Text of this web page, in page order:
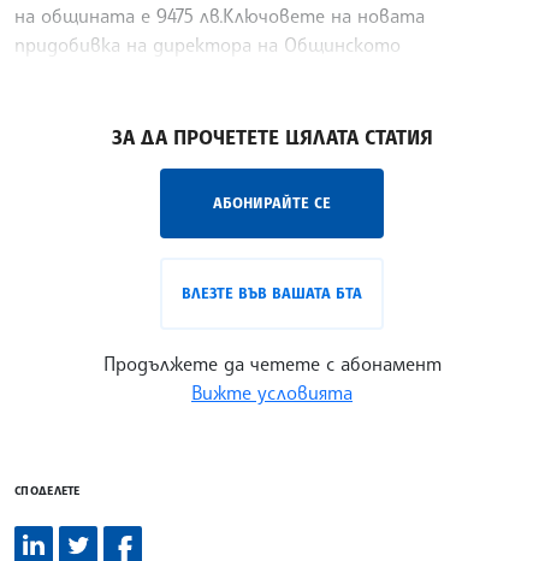
на общината е 9475 лв.Ключовете на новата
придобивка на директора на Общинското
ЗА ДА ПРОЧЕТЕТЕ ЦЯЛАТА СТАТИЯ
АБОНИРАЙТЕ СЕ
ВЛЕЗТЕ ВЪВ ВАШАТА БТА
Продължете да четете с абонамент
Вижте условията
СПОДЕЛЕТЕ